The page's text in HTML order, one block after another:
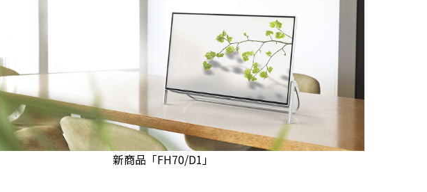
新商品「FH70/D1」